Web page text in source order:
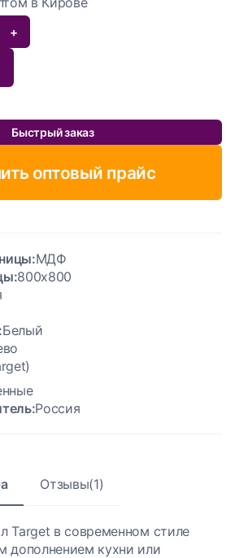
+
Быстрый заказ
оптовый прайс
МДФ
800x800
Белый
Россия
Отзывы(1)
Target в современном стиле
дополнением кухни или